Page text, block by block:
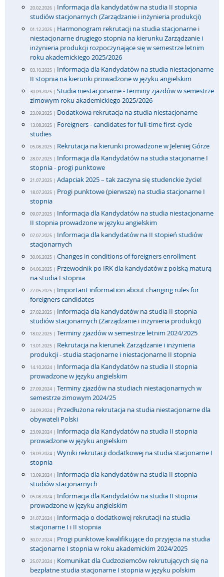
20.02.2026 | Informacja dla kandydatów na studia II stopnia
studiów stacjonarnych (Zarządzanie i inżynieria produkcji)
01.12.2025 | Harmonogram rekrutacji na studia stacjonarne i
niestacjonarne drugiego stopnia na kierunku Zarządzanie i
inżynieria produkcji rozpoczynające się w semestrze letnim
roku akademickiego 2025/2026
03.10.2025 | Informacja dla Kandydatów na studia niestacjonarne
II stopnia na kierunki prowadzone w języku angielskim
30.09.2025 | Studia niestacjonarne - terminy zjazdów w semestrze
zimowym roku akademickiego 2025/2026
23.09.2025 | Dodatkowa rekrutacja na studia niestacjonarne
13.08.2025 | Foreigners - candidates for full-time first-cycle
studies
05.08.2025 | Rekrutacja na kierunki prowadzone w Jeleniej Górze
28.07.2025 | Informacja dla Kandydatów na studia stacjonarne I
stopnia - progi punktowe
21.07.2025 | Adapciak 2025 – tak zaczyna się studenckie życie!
18.07.2025 | Progi punktowe (pierwsze) na studia stacjonarne I
stopnia
09.07.2025 | Informacja dla Kandydatów na studia niestacjonarne
II stopnia prowadzone w języku angielskim
07.07.2025 | Informacja dla kandydatów na II stopień studiów
stacjonarnych
30.06.2025 | Changes in conditions of foreigners enrollment
04.06.2025 | Przewodnik po IRK dla kandydatów z polską maturą
na studia I stopnia
27.05.2025 | Important information about changing rules for
foreigners candidates
27.02.2025 | Informacja dla kandydatów na studia II stopnia
studiów stacjonarnych (Zarządzanie i inżynieria produkcji)
18.02.2025 | Terminy zjazdów w semestrze letnim 2024/2025
13.01.2025 | Rekrutacja na kierunek Zarządzanie i inżynieria
produkcji - studia stacjonarne i niestacjonarne II stopnia
14.10.2024 | Informacja dla Kandydatów na studia II stopnia
prowadzone w języku angielskim
27.09.2024 | Terminy zjazdów na studiach niestacjonarnych w
semestrze zimowym 2024/25
24.09.2024 | Przedłużona rekrutacja na studia niestacjonarne dla
obywateli Polski
23.09.2024 | Informacja dla Kandydatów na studia II stopnia
prowadzone w języku angielskim
18.09.2024 | Wyniki rekrutacji dodatkowej na studia stacjonarne I
stopnia
13.09.2024 | Informacja dla kandydatów na studia II stopnia
studiów stacjonarnych
05.08.2024 | Informacja dla Kandydatów na studia II stopnia
prowadzone w języku angielskim
31.07.2024 | Informacja o dodatkowej rekrutacji na studia
stacjonarne I i II stopnia
30.07.2024 | Progi punktowe kwalifikujące do przyjęcia na studia
stacjonarne I stopnia w roku akademickim 2024/2025
25.07.2024 | Komunikat dla Cudzoziemców rekrutujących się na
bezpłatne studia stacjonarne I stopnia w języku polskim